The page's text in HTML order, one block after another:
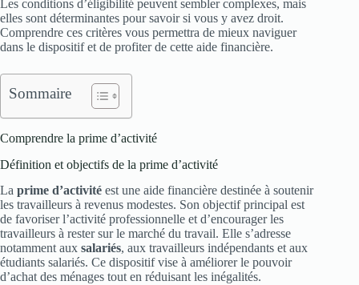
Les conditions d’éligibilité peuvent sembler complexes, mais
elles sont déterminantes pour savoir si vous y avez droit.
Comprendre ces critères vous permettra de mieux naviguer
dans le dispositif et de profiter de cette aide financière.
Sommaire
Comprendre la prime d’activité
Définition et objectifs de la prime d’activité
La prime d’activité est une aide financière destinée à soutenir
les travailleurs à revenus modestes. Son objectif principal est
de favoriser l’activité professionnelle et d’encourager les
travailleurs à rester sur le marché du travail. Elle s’adresse
notamment aux salariés, aux travailleurs indépendants et aux
étudiants salariés. Ce dispositif vise à améliorer le pouvoir
d’achat des ménages tout en réduisant les inégalités.